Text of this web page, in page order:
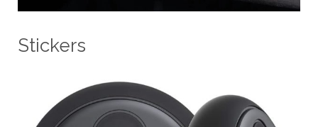
Stickers